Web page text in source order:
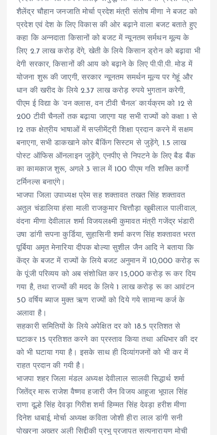
शैलेंद्र चौहान जनजाति मोर्चा प्रदेश मंत्री संतोष मीणा ने बजट को
प्रदेश एवं देश के लिए विकास की ओर बढ़ाने वाला बजट बताते हुए
कहा कि अन्नदाता किसानों को बजट में न्यूनतम सर्मथन मूल्य के
लिए 2.7 लाख करोड़ देंगे, खेती के लिये किसान ड्रोन को बढ़ावा भी
देगी सरकार, किसानों की आय को बढ़ाने के लिए पी.पी.पी. मोड में
योजना शुरू की जाएगी, सरकार न्यूनतम समर्थन मूल्य पर गेहूं और
धान की खरीद के लिये 2.37 लाख करोड़ रुपये भुगतान करेगी,
पीएम ई विद्या के ’वन क्लास, वन टीवी चैनल’ कार्यक्रम को 12 से
200 टीवी चैनलों तक बढ़ाया जाएगा यह सभी राज्यों को कक्षा 1 से
12 तक क्षेत्रीय भाषाओं में सप्लीमेंट्री शिक्षा प्रदान करने में सक्षम
बनाएगा, सभी डाकखाने कोर बैंकिंग सिस्टम से जुड़ेंगे, 1.5 लाख
पोस्ट ऑफिस ऑनलाइन जुड़ेंगे, एनपीए से निपटने के लिए बैड बैंक
का कामकाज शुरू, अगले 3 साल में 100 पीएम गति शक्ति कार्गो
टर्मिनल्स बनाएंगे।
भाजपा जिला उपाध्यक्ष प्रेम सह शक्तावत तखत सिंह शक्तावत
अतुल चंडालिया हंसा माली राजकुमार चित्तौड़ा खुबीलाल पालीवाल,
वंदना मीणा देवीलाल शर्मा विजयलक्ष्मी कुमावत मंत्री गजेंद्र भंडारी
उषा डांगी सपना कुर्डिया, सुहासिनी शर्मा करण सिंह शक्तावत भरत
पूर्बिया अमृत मेनारिया दीपक बोल्या सुशील जैन आदि ने बताया कि
केंद्र के बजट में राज्यों के लिये बजट अनुमान में 10,000 करोड़ रू
के पूंजी परिव्यय को अब संशोधित कर 15,000 करोड़ रू कर दिय
गया है, तथा राज्यों की मदद के लिये 1 लाख करोड़ रू का आवंटन
50 वर्षिय ब्याज मुक्त ऋण राज्यों को दिये गये सामान्य कर्ज के
अलावा है।
सहकारी समितियों के लिये अपेक्षित दर को 18.5 प्रतिशत से
घटाकर 15 प्रतिशत करने का प्रस्ताव किया तथा अधिभार की दर
को भी घटाया गया है। इसके साथ ही दिव्यांगजनों को भी कर में
राहत प्रदान की गयी है।
भाजपा शहर जिला मंडल अध्यक्ष देवीलाल सालवी सिद्धार्थ शर्मा
जितेंद्र मारू राजेश वैष्णव हजारी जैन विजय आहूजा भूपाल सिंह
राणा दूल्हे सिंह देवड़ा गिरीश शर्मा हिम्मत सिंह देवड़ा हरीश मीणा
दिनेश धाबाई, मोर्चा अध्यक्ष कविता जोशी हीरा लाल डांगी सनी
पोखरना अख्तर अली सिद्दीकी प्रभु प्रजापत सत्यनारायण मोची